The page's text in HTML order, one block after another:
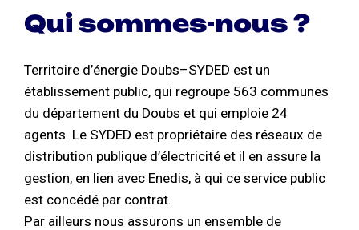
Qui sommes-nous ?
Territoire d’énergie Doubs–SYDED est un
établissement public, qui regroupe 563 communes
du département du Doubs et qui emploie 24
agents. Le SYDED est propriétaire des réseaux de
distribution publique d’électricité et il en assure la
gestion, en lien avec Enedis, à qui ce service public
est concédé par contrat.
Par ailleurs nous assurons un ensemble de